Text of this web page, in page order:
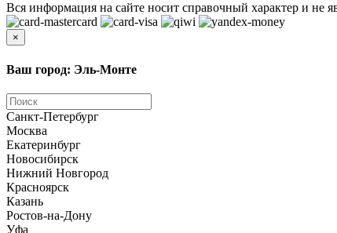
Вся информация на сайте носит справочный характер и не
×
Ваш город: Эль-Монте
Санкт-Петербург
Москва
Екатеринбург
Новосибирск
Нижний Новгород
Красноярск
Казань
Ростов-на-Дону
Уфа